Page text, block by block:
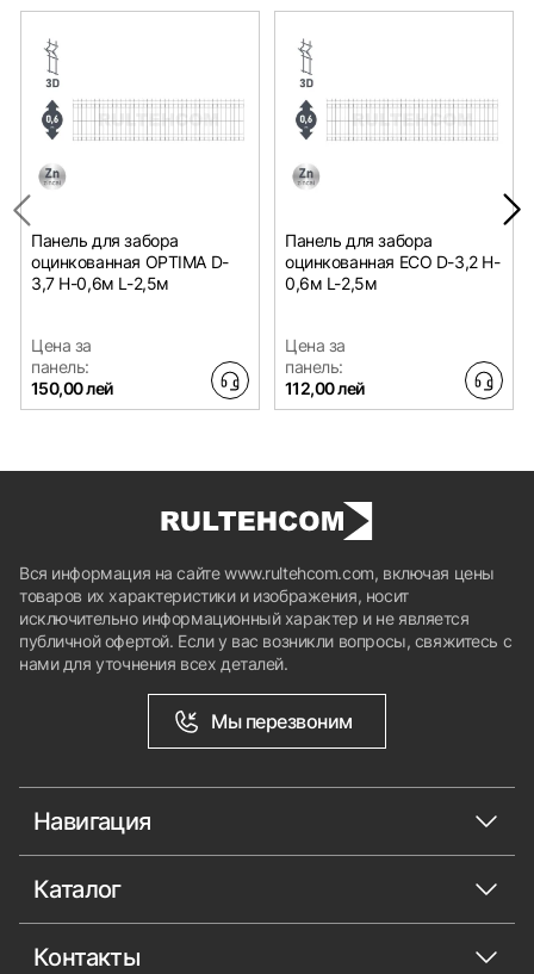
Панель для забора
оцинкованная OPTIMA D-
3,7 H-0,6м L-2,5м
Цена за
панель:
150,00 лей
Панель для забора
оцинкованная ECO D-3,2 H-
0,6м L-2,5м
Цена за
панель:
112,00 лей
Вся информация на сайте www.rultehcom.com, включая цены
товаров их характеристики и изображения, носит
исключительно информационный характер и не является
публичной офертой. Если у вас возникли вопросы, свяжитесь с
нами для уточнения всех деталей.
Мы перезвоним
Навигация
Каталог
Контакты